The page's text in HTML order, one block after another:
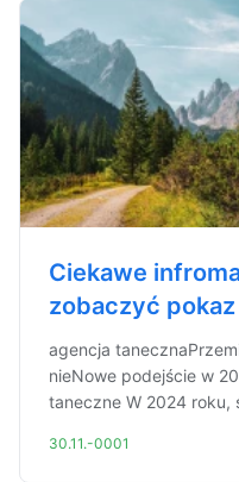
Ciekawe
zobaczyć
agencja
nieNowe podejście w
taneczne W 2024 roku,
30.11.-0001